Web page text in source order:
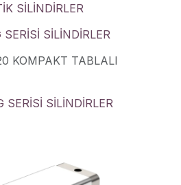
SİLİNDİRLER
SİLİNDİRLER
KOMPAKT TABLALI
SİLİNDİRLER